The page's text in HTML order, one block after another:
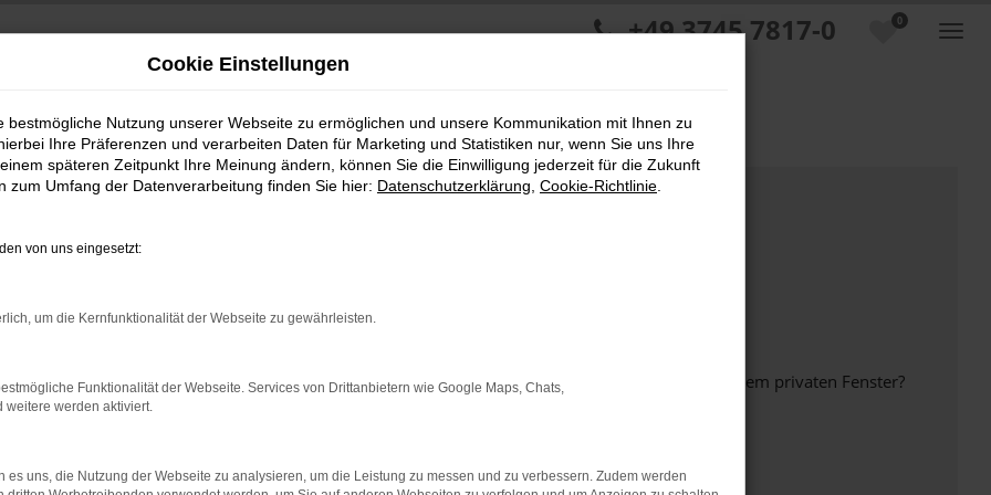
0
+49 3745 7817-0
bestimmter Seiten verhindern. Funktioniert die Seite in einem anderen Browser oder in einem privaten Fenster?
beheben.
auf dem neuesten Stand sind.
Cookie Einstellungen
bestmögliche Nutzung unserer Webseite zu ermöglichen und unsere Kommunikation mit Ihnen zu
Ihre Präferenzen und verarbeiten Daten für Marketing und Statistiken nur, wenn Sie uns Ihre
späteren Zeitpunkt Ihre Meinung ändern, können Sie die Einwilligung jederzeit für die Zukunft
zum Umfang der Datenverarbeitung finden Sie hier: Datenschutzerklärung Cookie-Richtlinie
von uns eingesetzt:
um die Kernfunktionalität der Webseite zu gewährleisten.
Funktionalität der Webseite. Services von Drittanbietern wie Google Maps, Chats,
weitere werden aktiviert.
es uns, die Nutzung der Webseite zu analysieren, um die Leistung zu messen und zu verbessern. Zudem werden